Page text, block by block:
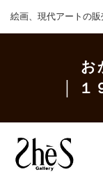
絵画、現代アートの
お
│ １